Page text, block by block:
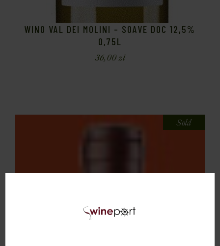
WINO VAL DEI MOLINI – SOAVE DOC 12,5%
0,75L
36,00zł
Sold